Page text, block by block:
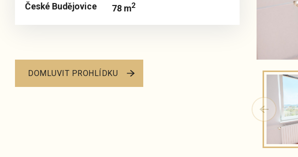
České Budějovice 78 m2
DOMLUVIT PROHLÍDKU